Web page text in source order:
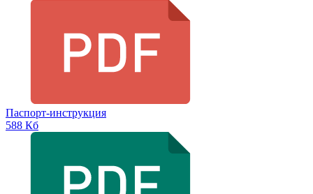
Паспорт-инструкция
588 Кб